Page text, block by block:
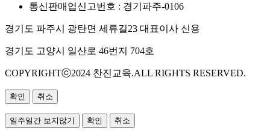
통신판매업신고번호 : 경기파주-0106
경기도 파주시 광탄면 세류길23 대표이사 신용
경기도 고양시 일산로 46번지 704호
COPYRIGHTⓒ2024 찬진교육.ALL RIGHTS RESERVED.
확인 취소
일주일간 보지않기 확인 취소